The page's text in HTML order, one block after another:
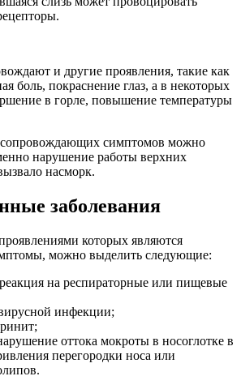
и другие проявления, такие как
боль, покраснение глаз, а в некоторых
в горле, повышение температуры
сопровождающих симптомов можно
нарушение работы верхних
насморк.
заболевания
которых являются
можно выделить следующие:
реакция на респираторные или пищевые
инфекции;
оттока мокроты в носоглотке в
перегородки носа или